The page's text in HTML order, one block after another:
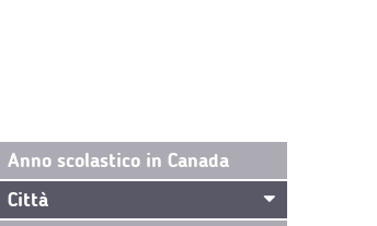
Anno scolastico in Canada
Città